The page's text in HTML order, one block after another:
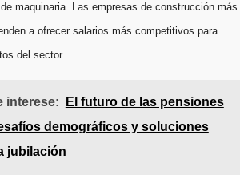
maquinaria. Las empresas de construcción más
a ofrecer salarios más competitivos para
del sector.
interese:
El futuro de las pensiones
demográficos y soluciones
jubilación